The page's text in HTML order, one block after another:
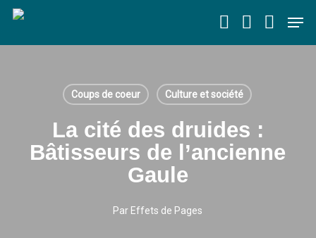
Skip
main
Coups de coeur Culture et société
La cité des druides :
Bâtisseurs de l’ancienne
Gaule
Par Effets de Pages